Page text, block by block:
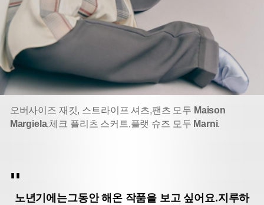
오버사이즈 재킷, 스트라이프 셔츠,팬츠 모두 Maison
Margiela,체크 플리츠 스커트,플랫 슈즈 모두 Marni.
노년기에는그동안 해온 작품을 보고 싶어요.지루하